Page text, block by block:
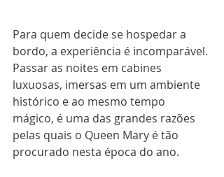
Para quem decide se hospedar a
bordo, a experiência é incomparável.
Passar as noites em cabines
luxuosas, imersas em um ambiente
histórico e ao mesmo tempo
mágico, é uma das grandes razões
pelas quais o Queen Mary é tão
procurado nesta época do ano.